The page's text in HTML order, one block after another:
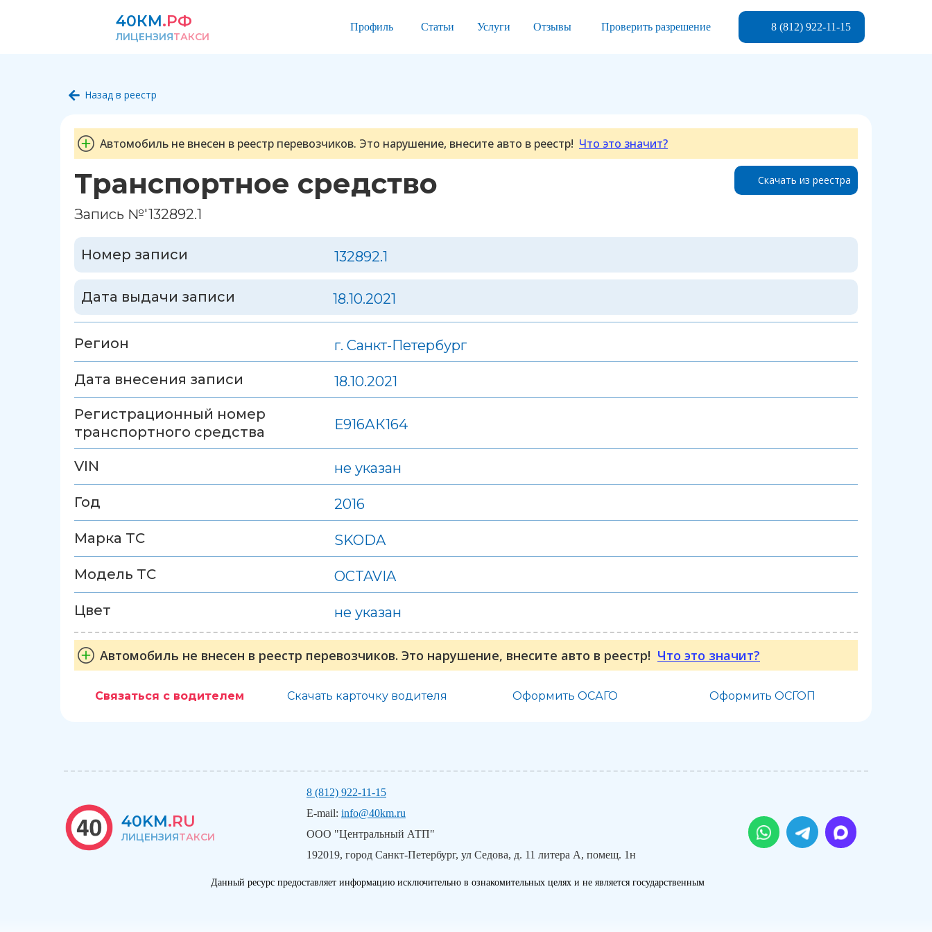
40КМ.РФ
ЛИЦЕНЗИЯТАКСИ
Профиль Статьи Услуги Отзывы Проверить разрешение 8 (812) 922-11-15
Назад в реестр
Автомобиль не внесен в реестр перевозчиков. Это нарушение, внесите авто в реестр! Что это значит?
Транспортное средство
Запись №'132892.1
Скачать из реестра
Номер записи 132892.1
Дата выдачи записи 18.10.2021
Регион г. Санкт-Петербург
Дата внесения записи
18.10.2021
Регистрационный номер
транспортного средства
Е916АК164
VIN не указан
Год 2016
Марка ТС SKODA
Модель ТС OCTAVIA
Цвет не указан
Автомобиль не внесен в реестр перевозчиков. Это нарушение, внесите авто в реестр! Что это значит?
Связаться с водителем Скачать карточку водителя Оформить ОСАГО Оформить ОСГОП
40KM.RU
ЛИЦЕНЗИЯТАКСИ
8 (812) 922-11-15
E-mail: info@40km.ru
ООО "Центральный АТП"
192019, город Санкт-Петербург, ул Седова, д. 11 литера А, помещ. 1н
Данный ресурс предоставляет информацию исключительно в ознакомительных целях и не является государственным